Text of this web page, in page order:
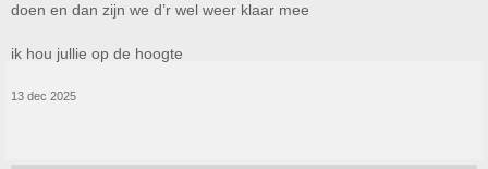
doen en dan zijn we d’r wel weer klaar mee
ik hou jullie op de hoogte
13 dec 2025